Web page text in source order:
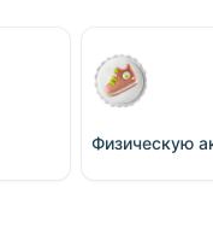
Физическую